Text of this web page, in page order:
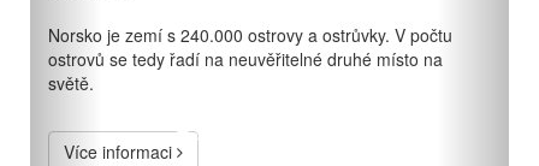
Norsko je zemí s 240.000 ostrovy a ostrůvky. V počtu
ostrovů se tedy řadí na neuvěřitelné druhé místo na
světě.
Více informaci